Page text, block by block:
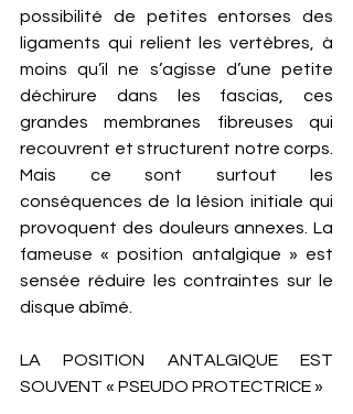
possibilité de petites entorses des
ligaments qui relient les vertèbres, à
moins qu’il ne s’agisse d’une petite
déchirure dans les fascias, ces
grandes membranes fibreuses qui
recouvrent et structurent notre corps.
Mais ce sont surtout les
conséquences de la lésion initiale qui
provoquent des douleurs annexes. La
fameuse « position antalgique » est
sensée réduire les contraintes sur le
disque abîmé.
LA POSITION ANTALGIQUE EST
SOUVENT « PSEUDO PROTECTRICE »